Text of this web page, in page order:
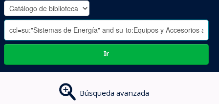
-
Ir
Búsqueda avanzada